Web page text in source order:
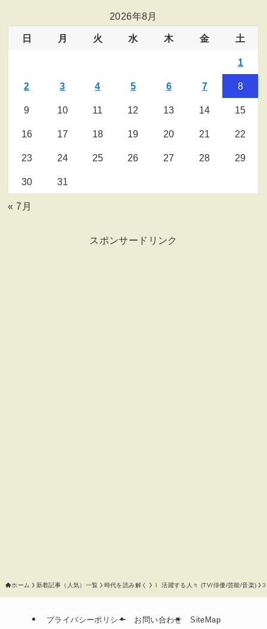
2026年8月
日 月 火 水 木 金 土
1
2 3 4 5 6 7 8
9 10 11 12 13 14 15
16 17 18 19 20 21 22
23 24 25 26 27 28 29
30 31
« 7月
スポンサードリンク
ホーム 新着記事（人気）一覧 時代を読み解く Ⅰ 活躍する人々 (TV/俳優/芸能/音楽) 3
プライバシーポリシー お問い合わせ SiteMap